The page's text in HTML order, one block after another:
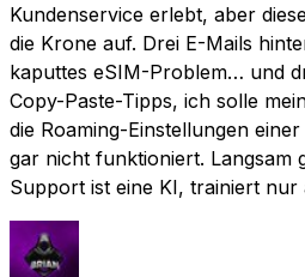
Kundenservice erlebt, aber
die Krone auf. Drei E-Mails
kaputtes eSIM-Problem… und
Copy-Paste-Tipps, ich solle
die Roaming-Einstellungen
gar nicht funktioniert. Langsam
Support ist eine KI, trainiert nur